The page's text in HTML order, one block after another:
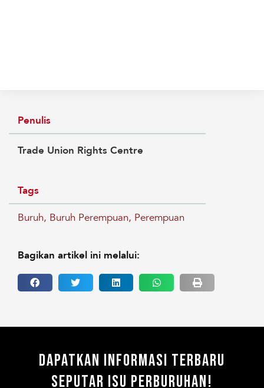
Penulis
Trade Union Rights Centre
Tags
Buruh, Buruh Perempuan, Perempuan
Bagikan artikel ini melalui:
Dapatkan Informasi Terbaru
Seputar Isu Perburuhan!